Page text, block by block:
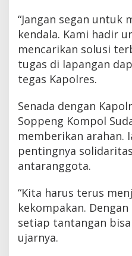
“Jangan segan untuk
kendala. Kami hadir
mencarikan solusi
tugas di lapangan
tegas Kapolres.
Senada dengan
Soppeng Kompol
memberikan arahan.
pentingnya
antaranggota.
“Kita harus terus
kekompakan.
setiap tantangan
ujarnya.